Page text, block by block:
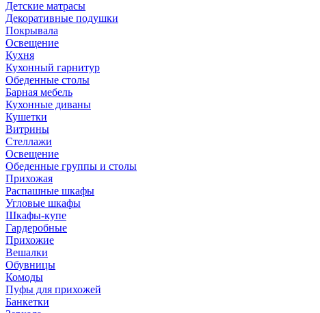
Детские матрасы
Декоративные подушки
Покрывала
Освещение
Кухня
Кухонный гарнитур
Обеденные столы
Барная мебель
Кухонные диваны
Кушетки
Витрины
Стеллажи
Освещение
Обеденные группы и столы
Прихожая
Распашные шкафы
Угловые шкафы
Шкафы-купе
Гардеробные
Прихожие
Вешалки
Обувницы
Комоды
Пуфы для прихожей
Банкетки